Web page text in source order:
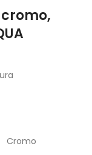
Cromo